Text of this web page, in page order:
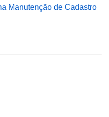
Manutenção de Cadastro